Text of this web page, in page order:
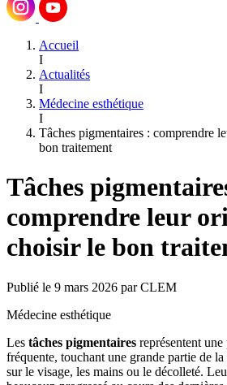
Accueil
I
Actualités
I
Médecine esthétique
I
Tâches pigmentaires : comprendre
bon traitement
Tâches
comprendre leur
choisir le bon
Publié le 9 mars 2026 par CLEM
Médecine esthétique
Les tâches pigmentaires représentent
fréquente, touchant une grande partie de
sur le visage, les mains ou le décolleté.